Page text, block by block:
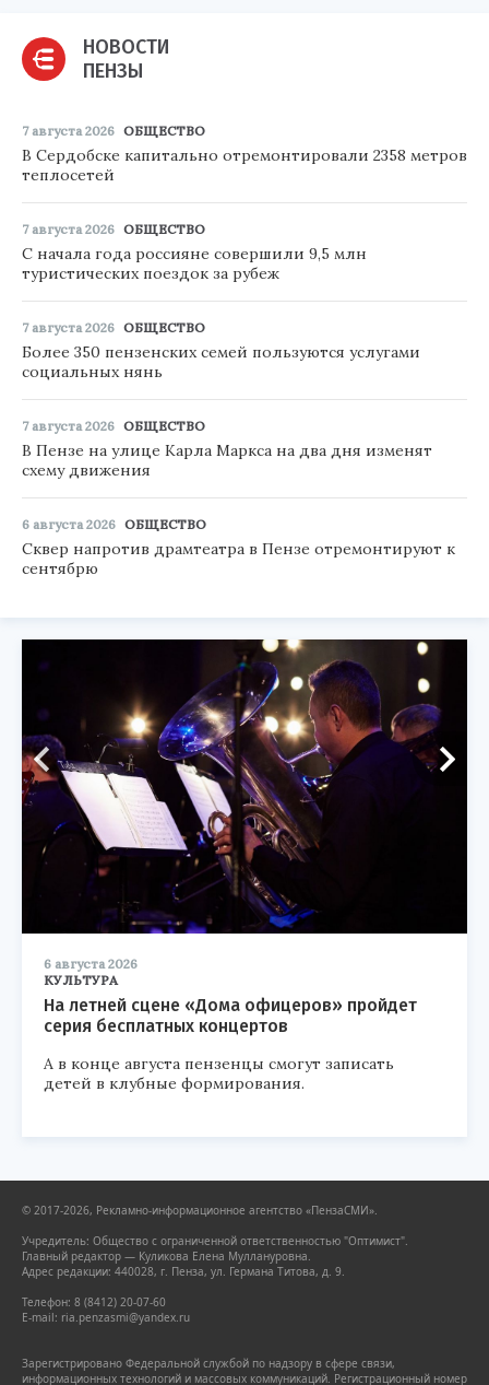
НОВОСТИ
ПЕНЗЫ
7 августа 2026 ОБЩЕСТВО
В Сердобске капитально отремонтировали 2358 метров
теплосетей
7 августа 2026 ОБЩЕСТВО
С начала года россияне совершили 9,5 млн
туристических поездок за рубеж
7 августа 2026 ОБЩЕСТВО
Более 350 пензенских семей пользуются услугами
социальных нянь
7 августа 2026 ОБЩЕСТВО
В Пензе на улице Карла Маркса на два дня изменят
схему движения
6 августа 2026 ОБЩЕСТВО
Сквер напротив драмтеатра в Пензе отремонтируют к
сентябрю
6 августа 2026
КУЛЬТУРА
На летней сцене «Дома офицеров» пройдет
серия бесплатных концертов
А в конце августа пензенцы смогут записать
детей в клубные формирования.
© 2017-2026, Рекламно-информационное агентство «ПензаСМИ».
Учредитель: Общество с ограниченной ответственностью "Оптимист".
Главный редактор — Куликова Елена Муллануровна.
Адрес редакции: 440028, г. Пенза, ул. Германа Титова, д. 9.
Телефон: 8 (8412) 20-07-60
E-mail: ria.penzasmi@yandex.ru
Зарегистрировано Федеральной службой по надзору в сфере связи,
информационных технологий и массовых коммуникаций. Регистрационный номер